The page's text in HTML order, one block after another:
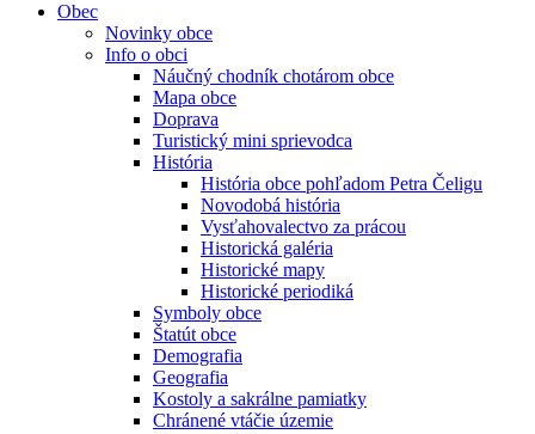
Obec
Novinky obce
Info o obci
Náučný chodník chotárom obce
Mapa obce
Doprava
Turistický mini sprievodca
História
História obce pohľadom Petra Čeligu
Novodobá história
Vysťahovalectvo za prácou
Historická galéria
Historické mapy
Historické periodiká
Symboly obce
Štatút obce
Demografia
Geografia
Kostoly a sakrálne pamiatky
Chránené vtáčie územie